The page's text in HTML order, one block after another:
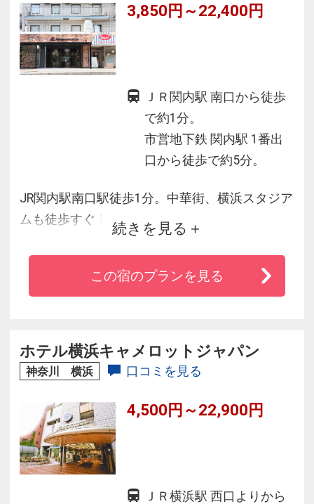
3,850円～22,400円
ＪＲ関内駅 南口から徒歩
で約1分。
市営地下鉄 関内駅 1番出
口から徒歩で約5分。
JR関内駅南口駅徒歩1分。中華街、横浜スタジア
ムも徒歩すぐ！
シャンプーバーや貸切大浴場も完備（有料・予
約制）
インターネット接続無料！有線・無線LAN（Wi-
続きを見る
この宿のプランを見る
ホテル横浜キャメロットジャパン
神奈川 横浜 口コミを見る
4,500円～22,900円
ＪＲ横浜駅 西口よりから